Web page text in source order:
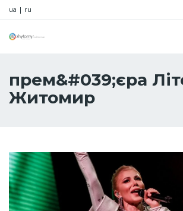
ua | ru
прем&#039;єра
Житомир